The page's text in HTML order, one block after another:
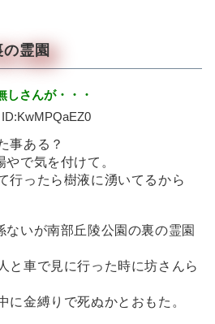
の霊園
しさんが・・・
KwMPQaEZ0
事ある？
で気を付けて。
行ったら樹液に湧いてるから
ないが南部丘陵公園の裏の霊園
と車で見に行った時に坊さんら
に金縛りで死ぬかとおもた。